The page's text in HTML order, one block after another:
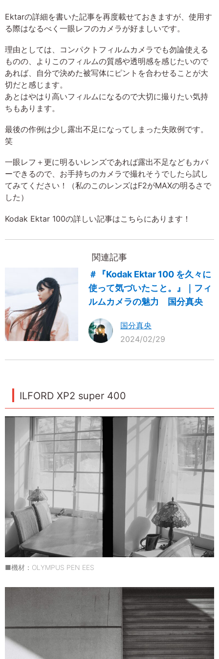
Ektarの詳細を書いた記事を再度載せておきますが、使用す
る際はなるべく一眼レフのカメラが好ましいです。
理由としては、コンパクトフィルムカメラでも勿論使える
ものの、よりこのフィルムの質感や透明感を感じたいので
あれば、自分で決めた被写体にピントを合わせることが大
切だと感じます。
あとはやはり高いフィルムになるので大切に撮りたい気持
ちもあります。
最後の作例は少し露出不足になってしまった失敗例です。
笑
一眼レフ＋更に明るいレンズであれば露出不足などもカバ
ーできるので、お手持ちのカメラで撮れそうでしたら試し
てみてください！（私のこのレンズはF2がMAXの明るさで
した）
Kodak Ektar 100の詳しい記事はこちらにあります！
関連記事
＃『Kodak Ektar 100 を久々に
使って気づいたこと。』｜フィ
ルムカメラの魅力 国分真央
国分真央
2024/02/29
ILFORD XP2 super 400
■機材：OLYMPUS PEN EES